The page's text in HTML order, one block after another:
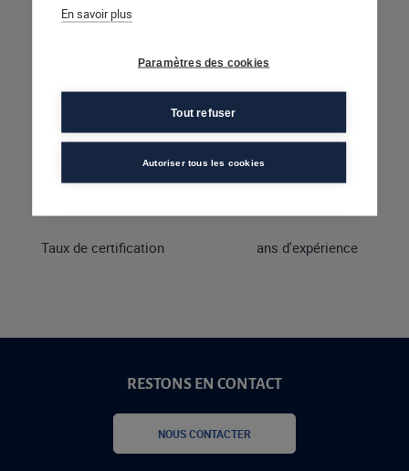
Centres
87
Taux de certification
49
ans d'expérience
RESTONS EN CONTACT
NOUS CONTACTER
En savoir plus
Paramètres des cookies
Tout refuser
Autoriser tous les cookies